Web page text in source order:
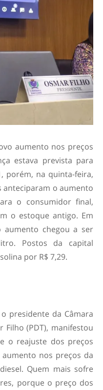
aumento nos preços
estava prevista para
porém, na quinta-feira,
anteciparam o aumento
o consumidor final,
o estoque antigo. Em
aumento chegou a ser
Postos da capital
por R$ 7,29.
presidente da Câmara
Filho (PDT), manifestou
o reajuste dos preços
nos preços da
Quem mais sofre
porque o preço dos